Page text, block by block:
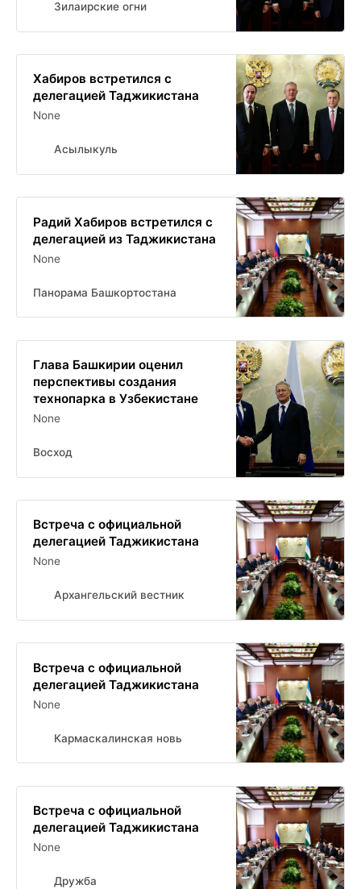
Зилаирские огни
Хабиров встретился с
делегацией Таджикистана
None
Асылыкуль
Радий Хабиров встретился с
делегацией из Таджикистана
None
Панорама Башкортостана
Глава Башкирии оценил
перспективы создания
технопарка в Узбекистане
None
Восход
Встреча с официальной
делегацией Таджикистана
None
Архангельский вестник
Встреча с официальной
делегацией Таджикистана
None
Кармаскалинская новь
Встреча с официальной
делегацией Таджикистана
None
Дружба